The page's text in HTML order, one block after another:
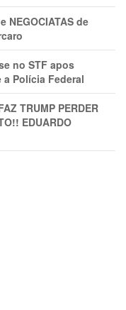
NEGOCIATAS de
no STF apos
Polícia Federal
TRUMP PERDER
EDUARDO